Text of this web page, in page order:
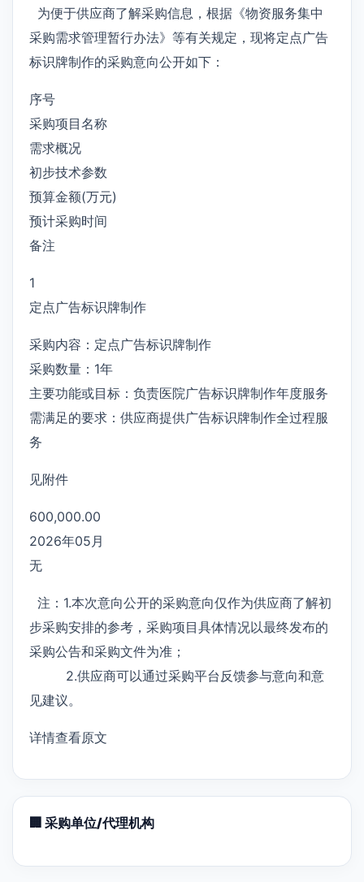
为便于供应商了解采购信息，根据《物资服务集中
采购需求管理暂行办法》等有关规定，现将定点广告
标识牌制作的采购意向公开如下：
序号
采购项目名称
需求概况
初步技术参数
预算金额(万元)
预计采购时间
备注
1
定点广告标识牌制作
采购内容：定点广告标识牌制作
采购数量：1年
主要功能或目标：负责医院广告标识牌制作年度服务
需满足的要求：供应商提供广告标识牌制作全过程服
务
见附件
600,000.00
2026年05月
无
注：1.本次意向公开的采购意向仅作为供应商了解初
步采购安排的参考，采购项目具体情况以最终发布的
采购公告和采购文件为准；
2.供应商可以通过采购平台反馈参与意向和意
见建议。
详情查看原文
🏢 采购单位/代理机构